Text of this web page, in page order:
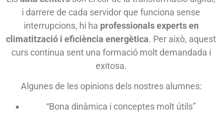
i darrere de cada servidor que funciona sense
interrupcions, hi ha professionals experts en
climatització i eficiència energètica. Per això, aquest
curs continua sent una formació molt demandada i
exitosa.
Algunes de les opinions dels nostres alumnes:
“Bona dinàmica i conceptes molt útils”